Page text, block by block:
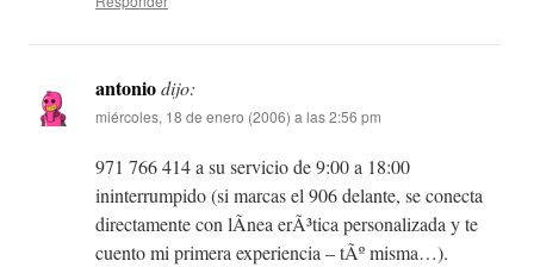
antoniodijo:
miércoles, 18 de enero (2006) a las 2:56 pm
971 766 414 a su servicio de 9:00 a 18:00
ininterrumpido (si marcas el 906 delante, se conecta
directamente con lÃ­nea erÃ³tica personalizada y te
cuento mi primera experiencia – tÃº misma…).